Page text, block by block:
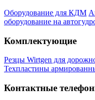
Оборудование для КДМ
оборудование на
Комплектующие
Резцы Wirtgen для
Техпластины
Контактные